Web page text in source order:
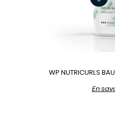
WP NUTRICURLS
En